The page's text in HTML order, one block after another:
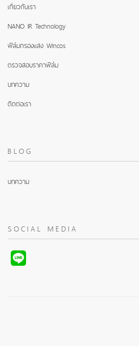
เกี่ยวกับเรา
NANO IR Technology
ฟิล์มกรองแสง Wincos
ตรวจสอบราคาฟิล์ม
บทความ
ติดต่อเรา
BLOG
บทความ
SOCIAL MEDIA